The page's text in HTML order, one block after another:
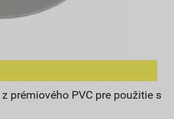
prémiového PVC pre použitie s